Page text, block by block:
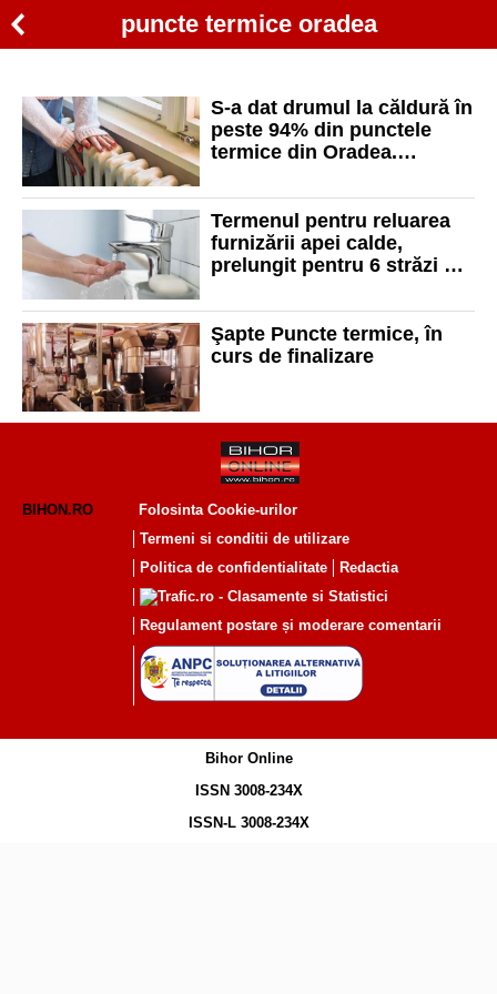
puncte termice oradea
S-a dat drumul la căldură în
peste 94% din punctele
termice din Oradea.
fost pornită încălzirea
pentru celelalte puncte
termice
Termenul pentru reluarea
furnizării apei calde,
prelungit pentru 6 străzi din
Şapte Puncte termice, în
curs de finalizare
BIHON.RO
Folosinta Cookie-urilor
Termeni si conditii de utilizare
Politica de confidentialitate
Redactia
Regulament postare și moderare comentarii
Bihor Online
ISSN 3008-234X
ISSN-L 3008-234X